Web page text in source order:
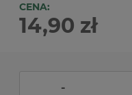
CENA:
14,90 zł
-